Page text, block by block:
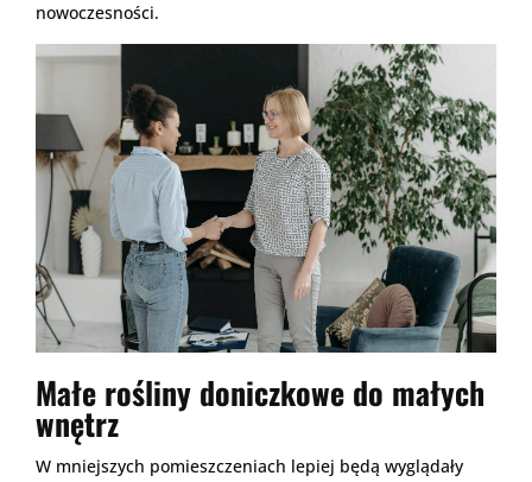
nowoczesności.
Małe rośliny doniczkowe do małych
wnętrz
W mniejszych pomieszczeniach lepiej będą wyglądały